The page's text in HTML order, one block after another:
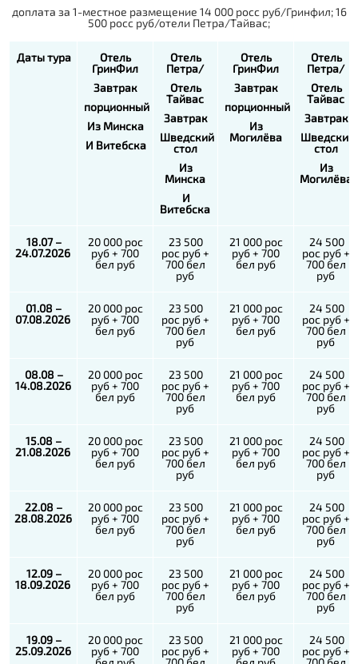
доплата за 1-местное размещение 14 000 роcc руб/Гринфил; 16
500 росс руб/отели Петра/Тайвас;
Даты тура
Отель
ГринФил
Завтрак
порционный
Из Минска
И Витебска
Отель
Петра/
Отель
Тайвас
Завтрак
Шведский
стол
Из
Минска
И
Витебска
Отель
ГринФил
Завтрак
порционный
Из
Могилёва
Отель
Петра/
Отель
Тайвас
Завтрак
Шведский
стол
Из
Могилёва
18.07 –
24.07.2026
20 000 рос
руб + 700
бел руб
23 500
рос руб +
700 бел
руб
21 000 рос
руб + 700
бел руб
24 500
рос руб +
700 бел
руб
01.08 –
07.08.2026
20 000 рос
руб + 700
бел руб
23 500
рос руб +
700 бел
руб
21 000 рос
руб + 700
бел руб
24 500
рос руб +
700 бел
руб
08.08 –
14.08.2026
20 000 рос
руб + 700
бел руб
23 500
рос руб +
700 бел
руб
21 000 рос
руб + 700
бел руб
24 500
рос руб +
700 бел
руб
15.08 –
21.08.2026
20 000 рос
руб + 700
бел руб
23 500
рос руб +
700 бел
руб
21 000 рос
руб + 700
бел руб
24 500
рос руб +
700 бел
руб
22.08 –
28.08.2026
20 000 рос
руб + 700
бел руб
23 500
рос руб +
700 бел
руб
21 000 рос
руб + 700
бел руб
24 500
рос руб +
700 бел
руб
12.09 –
18.09.2026
20 000 рос
руб + 700
бел руб
23 500
рос руб +
700 бел
руб
21 000 рос
руб + 700
бел руб
24 500
рос руб +
700 бел
руб
19.09 –
25.09.2026
20 000 рос
руб + 700
23 500
рос руб +
21 000 рос
руб + 700
24 500
рос руб +